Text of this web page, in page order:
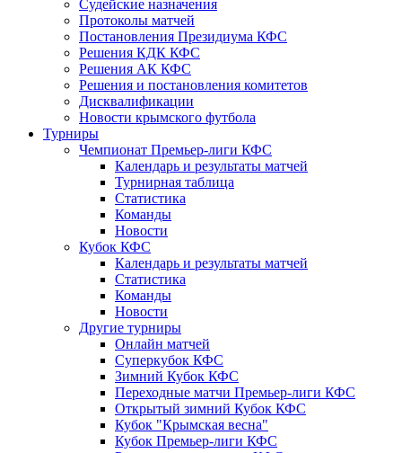
Судейские назначения
Протоколы матчей
Постановления Президиума КФС
Решения КДК КФС
Решения АК КФС
Решения и постановления комитетов
Дисквалификации
Новости крымского футбола
Турниры
Чемпионат Премьер-лиги КФС
Календарь и результаты матчей
Турнирная таблица
Статистика
Команды
Новости
Кубок КФС
Календарь и результаты матчей
Статистика
Команды
Новости
Другие турниры
Онлайн матчей
Суперкубок КФС
Зимний Кубок КФС
Переходные матчи Премьер-лиги КФС
Открытый зимний Кубок КФС
Кубок "Крымская весна"
Кубок Премьер-лиги КФС